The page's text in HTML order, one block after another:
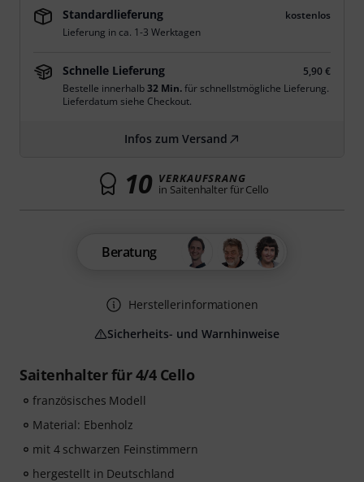
Saitenhalter für 4/4 Cello
französisches Modell
Material: Ebenholz
mit 4 schwarzen Feinstimmern
hergestellt in Deutschland
Standardlieferung
kostenlos
Lieferung in ca. 1-3 Werktagen
Schnelle Lieferung
5,90 €
Bestelle innerhalb32 Min.für schnellstmögliche Lieferung.
Lieferdatum siehe Checkout.
Infos zum Versand
10 VERKAUFSRANG
in Saitenhalter für Cello
Beratung
Herstellerinformationen
Sicherheits- und Warnhinweise